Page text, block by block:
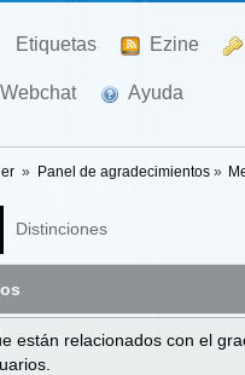
Etiquetas Ezine
Webchat Ayuda
» Panel de agradecimientos»
Distinciones
están relacionados con el